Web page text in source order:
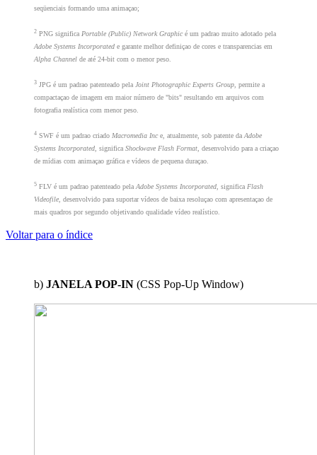
seqüenciais formando uma animaçao;
2 PNG significa Portable (Public) Network Graphicé um padrao muito adotado pela
Adobe Systems Incorporated e garante melhor definiçao de cores e transparencias em
Alpha Channel de até 24-bit com o menor peso.
3 JPG é um padrao patenteado pela Joint Photographic Experts Group , permite a
compactaçao de imagem em maior número de "bits" resultando em arquivos com
fotografia realística com menor peso.
4 SWF é um padrao criado Macromedia Ince, atualmente, sob patente da Adobe
Systems Incorporated , significa Shockwave Flash Format , desenvolvido para a criaçao
de mídias com animaçao gráfica e vídeos de pequena duraçao.
5 FLV é um padrao patenteado pela Adobe Systems Incorporated , significa Flash
Videofile , desenvolvido para suportar vídeos de baixa resoluçao com apresentaçao de
mais quadros por segundo objetivando qualidade vídeo realístico.
Voltar para o índice
b) JANELA POP-IN (CSS Pop-Up Window)